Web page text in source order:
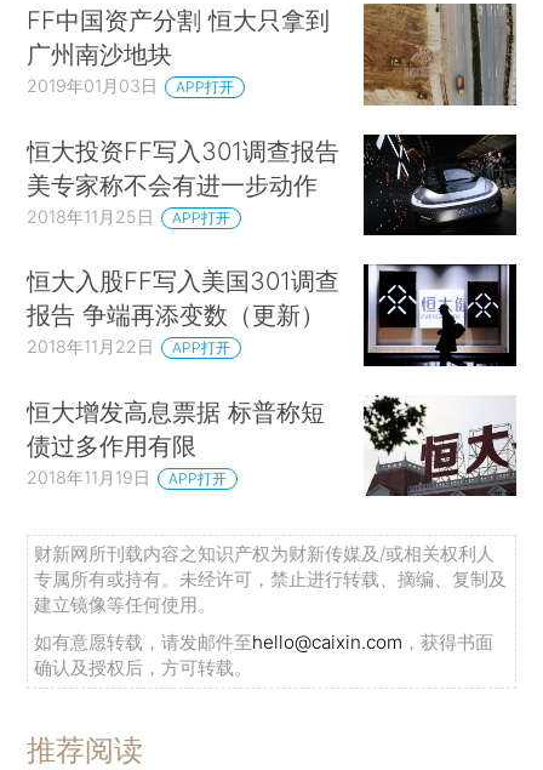
FF中国资产分割 恒大只拿到
广州南沙地块
2019年01月03日 APP打开
恒大投资FF写入301调查报告
美专家称不会有进一步动作
2018年11月25日 APP打开
恒大入股FF写入美国301调查
报告 争端再添变数（更新）
2018年11月22日 APP打开
恒大增发高息票据 标普称短
债过多作用有限
2018年11月19日 APP打开
财新网所刊载内容之知识产权为财新传媒及/或相关权利人
专属所有或持有。未经许可，禁止进行转载、摘编、复制及
建立镜像等任何使用。
如有意愿转载，请发邮件至hello@caixin.com ，获得书面
确认及授权后，方可转载。
推荐阅读